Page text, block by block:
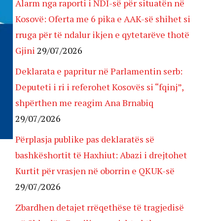
Alarm nga raporti i NDI-së për situatën në
Kosovë: Oferta me 6 pika e AAK-së shihet si
rruga për të ndalur ikjen e qytetarëve thotë
Gjini 29/07/2026
Deklarata e papritur në Parlamentin serb:
Deputeti i ri i referohet Kosovës si “fqinj”,
shpërthen me reagim Ana Brnabiq
29/07/2026
Përplasja publike pas deklaratës së
bashkëshortit të Haxhiut: Abazi i drejtohet
Kurtit për vrasjen në oborrin e QKUK-së
29/07/2026
Zbardhen detajet rrëqethëse të tragjedisë